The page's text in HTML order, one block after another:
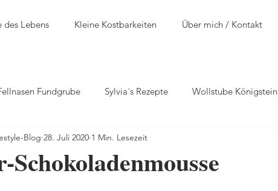
des Lebens Kleine Kostbarkeiten Über mich / Kontakt
Fundgrube Sylvia´s Rezepte Wollstube Königstein
Blog 28. Juli 2020 1 Min. Lesezeit